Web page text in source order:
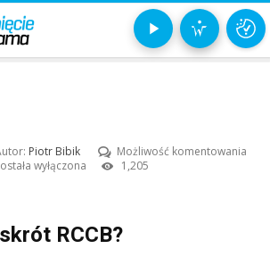
Piotr Bibik Możliwość komentowania
wyłączona
1,205
RCCB?